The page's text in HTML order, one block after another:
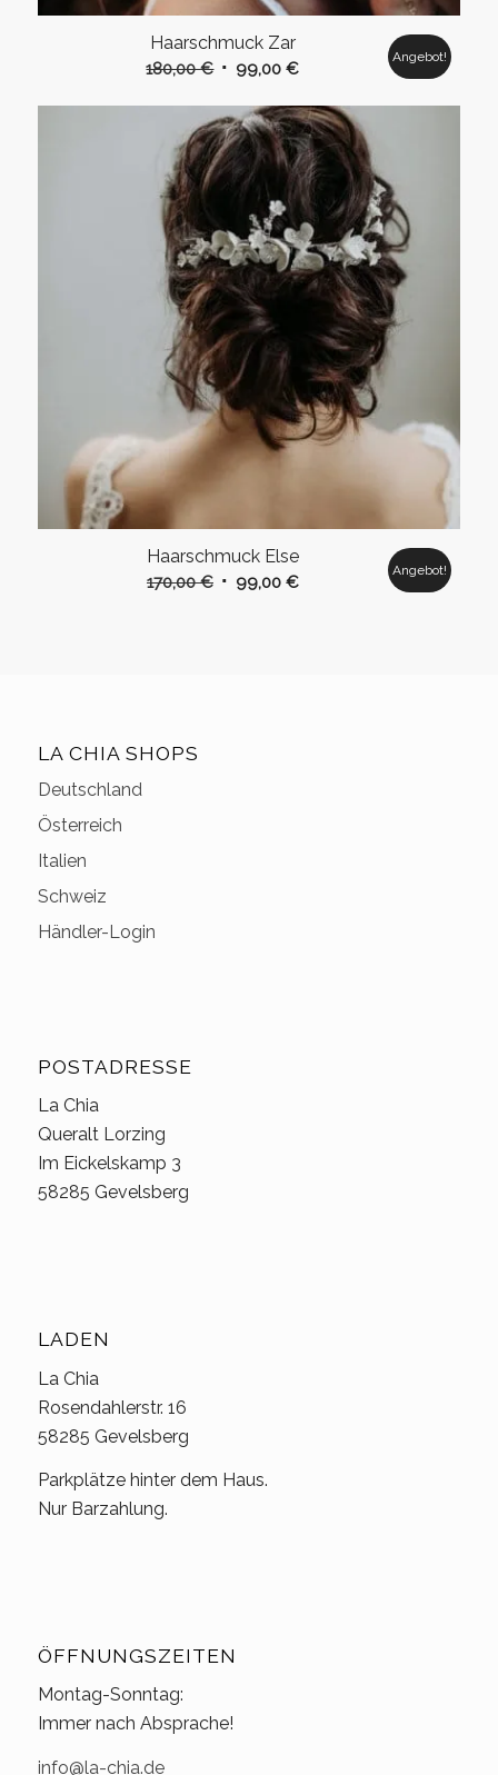
Haarschmuck Zar
180,00€ Ursprünglicher
war:
180,00 €
99,00€Aktueller
ist:
99,00 €.
Angebot!
Haarschmuck Else
170,00€ Ursprünglicher
99,00 €Aktueller
Angebot!
LA CHIA SHOPS
Deutschland
Österreich
Italien
Schweiz
Händler-Login
POSTADRESSE
La Chia
Queralt Lorzing
Im Eickelskamp 3
58285 Gevelsberg
LADEN
La Chia
Rosendahlerstr. 16
58285 Gevelsberg
Parkplätze hinter dem Haus.
Nur Barzahlung.
ÖFFNUNGSZEITEN
Montag-Sonntag:
Immer nach Absprache!
info@la-chia.de